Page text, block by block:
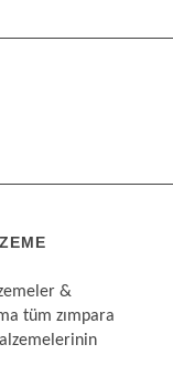
&
tüm zımpara